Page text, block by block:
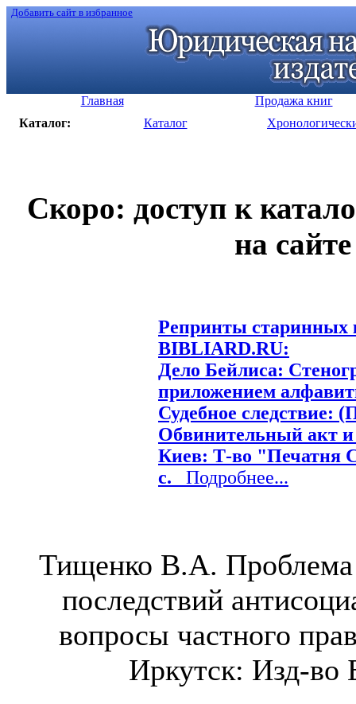
Добавить сайт в избранное
Главная
Продажа книг
Каталог:
Каталог
Скоро: доступ к
на
Репринты старинных
BIBLIARD.RU:
Дело Бейлиса:
приложением
Судебное следствие:
Обвинительный акт и
Киев: Т-во "Печатня
с. Подробнее...
Тищенко В.А. Проблема
последствий
вопросы частного
Иркутск: Изд-